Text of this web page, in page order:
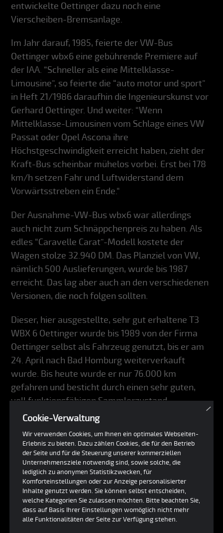
entwickelte Oettinger dazu noch eine
Vierscheiben-Bremsanlage.
Im Jahr darauf, 1985, feierte der VW-Bus
Oettinger wbx6 eine gebührende Premiere auf
der IAA. “Schneller als eine Mittelklasse-
Limousine”, so feierte die “auto motor und sport”
in Heft 21/1986 daraufhin die Ingenieurskunst vor
Gerhard Oettinger. Und weiter: “Wenn
Mittelklasse-Limousinen vom Schlage eines VW
Passat oder Opel Ascona ihre
Höchstgeschwindigkeit erreicht haben, zieht der
Kraft-Bus scheinbar mühelos vorbei. Erst bei 178
km/h setzen Fahr und Luftwiderstand dem
Vorwärtsstreben ein Ende.“
Der Ausnahme-VW-Bus wbx6 war allerdings
auch nicht zum Schnäppchenpreis zu haben. Als
edles “Caravelle Carat”-Modell kostete der
Wagen stolze 32.940 DM. Das Planziel von VW,
nämlich 500 Auslieferungen, wurde bis 1987
erreicht. Das lag aber auch an den verschiedenen
Versionen, die noch folgen sollten.
Dieser, hier ausgestellte, sehr gut erhaltene T3
WBX 6 Oettinger wurde bis 1989 von der Firma
Oettinger selbst als Fahrzeug genutzt, bis er am
24. April nach Bad Homburg weiterverkauft
wurde. Bis heute wurde er nur 76.000 km
gefahren und besticht durch einen sehr guten,
voll funktionsfähigen Sammlerzustand.
Sie sind interessiert?
Cookie-Verwaltung
×
Wir verwenden Cookies, um Ihnen ein optimales Webseiten-
Erlebnis zu bieten. Dazu zählen Cookies, die für den Betrieb
der Seite und für die Steuerung unserer kommerziellen
Unternehmensziele notwendig sind, sowie solche, die
lediglich zu anonymen Statistikzwecken, für
Komforteinstellungen oder zur Anzeige personalisierter
Inhalte genutzt werden. Sie können selbst entscheiden,
welche Kategorien Sie zulassen möchten. Bitte beachten Sie,
dass auf Basis Ihrer Einstellungen womöglich nicht mehr
alle Funktionalitäten der Seite zur Verfügung stehen.